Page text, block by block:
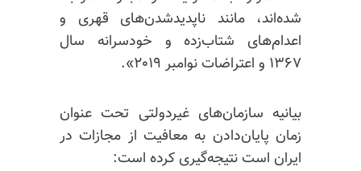
شده‌اند، مانند ناپدیدشدن‌های قهری و
اعدام‌های شتاب‌زده و خودسرانه سال
۱۳۶۷ و اعتراضات نوامبر ۲۰۱۹».
بیانیه سازمان‌های غیردولتی تحت عنوان
زمان پایان‌دادن به معافیت از مجازات در
ایران است نتیجه‌گیری کرده است: